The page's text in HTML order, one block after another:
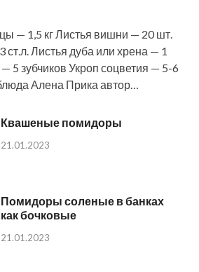
— 1,5 кг Листья вишни — 20 шт.
Листья дуба или хрена — 1
5 зубчиков Укроп соцветия — 5-6
Алена Прика автор…
Квашеные помидоры
21.01.2023
Помидоры соленые в банках
как бочковые
21.01.2023